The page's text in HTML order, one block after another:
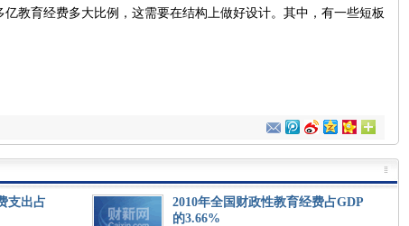
教育经费多大比例，这需要在结构上做好设计。其中，有一些短板
支出占
2010年全国财政性教育经费占GDP
的3.66%